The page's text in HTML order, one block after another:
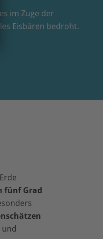
im Zuge der
Eisbären bedroht.
fünf Grad
und